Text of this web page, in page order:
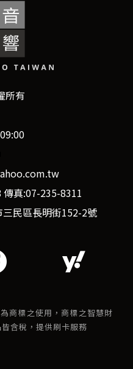
所有
真:07-235-8311
民區長明街152-2號
商標之使用，商標之智慧財
含稅，提供刷卡服務